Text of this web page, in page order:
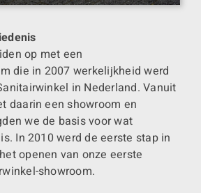
op met een
die in 2007 werkelijkheid werd
in Nederland. Vanuit
daarin een showroom en
we de basis voor wat
In 2010 werd de eerste stap in
openen van onze eerste
showroom.